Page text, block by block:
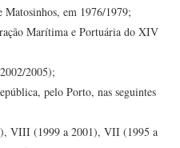
em 1976/1979;
Marítima e Portuária do XIV
2005);
pelo Porto, nas seguintes
VIII (1999 a 2001), VII (1995 a